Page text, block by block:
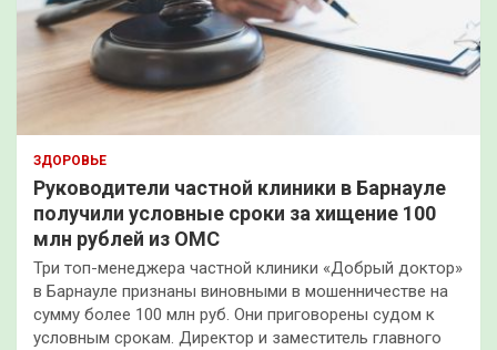
ЗДОРОВЬЕ
Руководители частной клиники в Барнауле
получили условные сроки за хищение 100
млн рублей из ОМС
Три топ-менеджера частной клиники «Добрый доктор»
в Барнауле признаны виновными в мошенничестве на
сумму более 100 млн руб. Они приговорены судом к
условным срокам. Директор и заместитель главного